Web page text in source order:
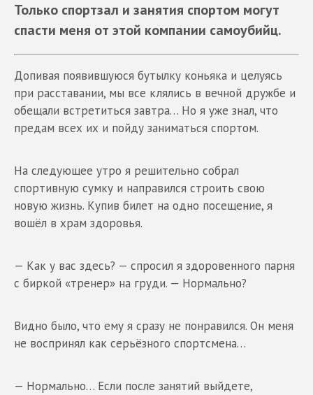
Только спортзал и занятия спортом могут
спасти меня от этой компании самоубийц.
Допивая появившуюся бутылку коньяка и целуясь
при расставании, мы все клялись в вечной дружбе и
обещали встретиться завтра… Но я уже знал, что
предам всех их и пойду заниматься спортом.
На следующее утро я решительно собрал
спортивную сумку и направился строить свою
новую жизнь. Купив билет на одно посещение, я
вошёл в храм здоровья.
— Как у вас здесь? — спросил я здоровенного парня
с биркой «тренер» на груди. — Нормально?
Видно было, что ему я сразу не понравился. Он меня
не воспринял как серьёзного спортсмена…
— Нормально… Если после занятий выйдете,